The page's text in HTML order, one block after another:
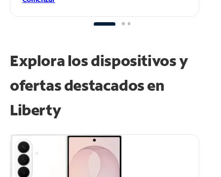
Explora los dispositivos y
ofertas destacados en
Liberty